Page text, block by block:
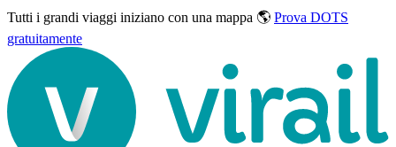
Tutti i grandi viaggi iniziano con una mappa 🌎 Prova DOTS
gratuitamente